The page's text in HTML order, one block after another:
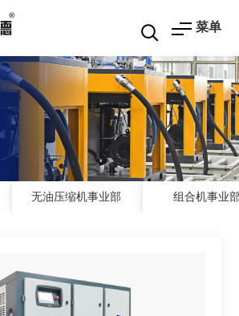
菜单
无油压缩机事业部 组合机事业